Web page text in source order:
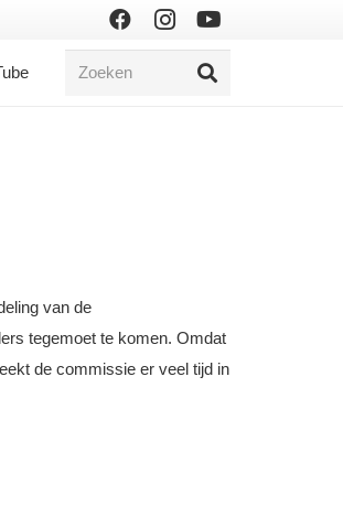
van de
tegemoet te komen. Omdat
de commissie er veel tijd in